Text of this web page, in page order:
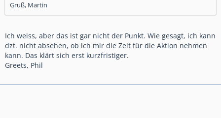
Gruß, Martin
Ich weiss, aber das ist gar nicht der Punkt. Wie gesagt, ich kann
dzt. nicht absehen, ob ich mir die Zeit für die Aktion nehmen
kann. Das klärt sich erst kurzfristiger.
Greets, Phil